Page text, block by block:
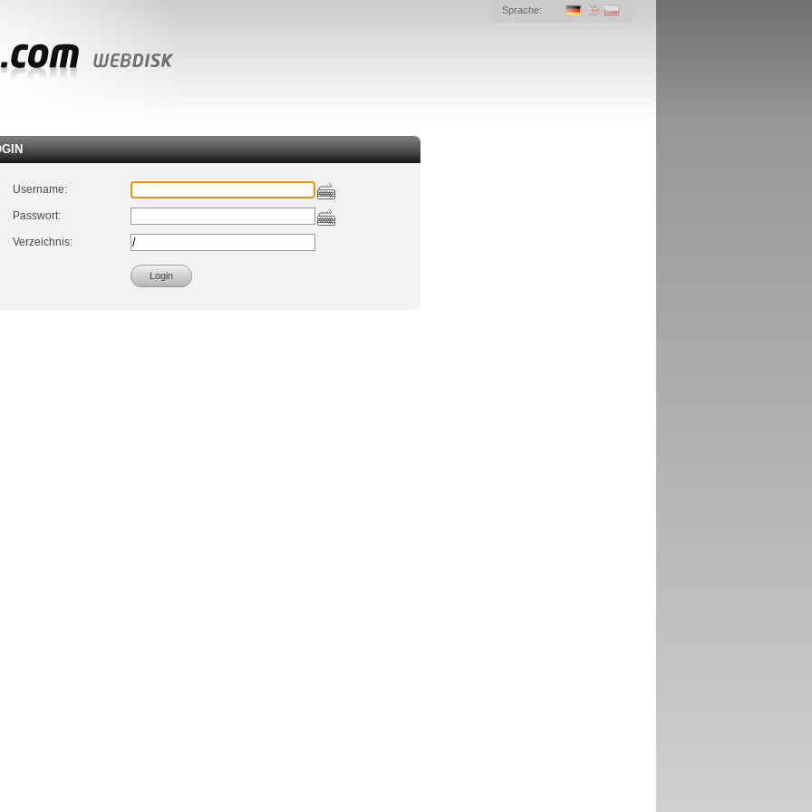
Sprache:
Username:
Passwort:
Verzeichnis: